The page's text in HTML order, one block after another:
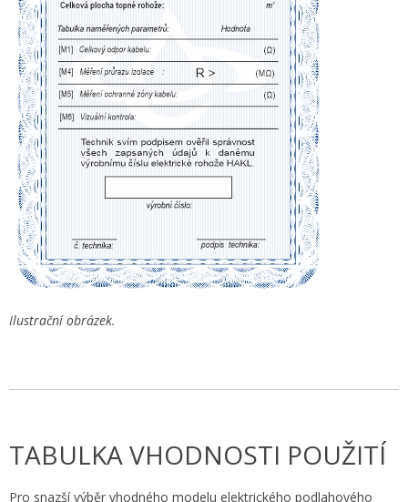
Ilustrační obrázek.
TABULKA VHODNOSTI POUŽITÍ
Pro snazší výběr vhodného modelu elektrického podlahového